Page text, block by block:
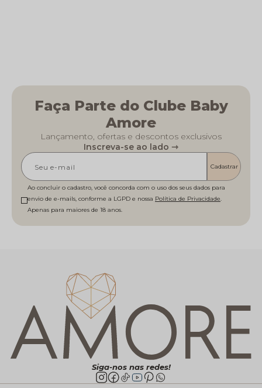
Faça Parte do Clube Baby
Amore
Lançamento, ofertas e descontos exclusivos
Inscreva-se ao lado ⇾
Cadastrar
Ao concluir o cadastro, você concorda com o uso dos seus dados para
envio de e-mails, conforme a LGPD e nossa Política de Privacidade
Siga-nos nas redes!